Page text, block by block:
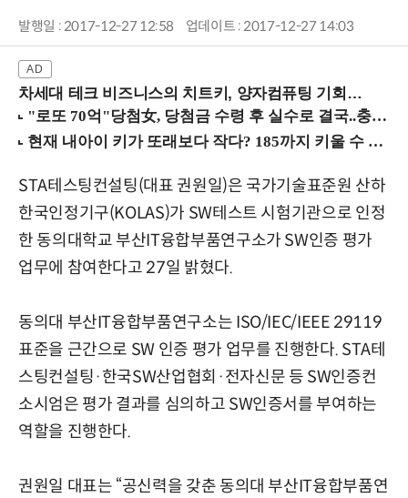
발행일 : 2017-12-27 12:58 업데이트 : 2017-12-27 14:03
차세대 테크 비즈니스의 치트키, 양자컴퓨팅 기회를 선점하라! (8/28 강남역)
STA테스팅컨설팅(대표 권원일)은 국가기술표준원 산하
한국인정기구(KOLAS)가 SW테스트 시험기관으로 인정
한 동의대학교 부산IT융합부품연구소가 SW인증 평가
업무에 참여한다고 27일 밝혔다.
동의대 부산IT융합부품연구소는 ISO/IEC/IEEE 29119
표준을 근간으로 SW 인증 평가 업무를 진행한다. STA테
스팅컨설팅·한국SW산업협회·전자신문 등 SW인증컨
소시엄은 평가 결과를 심의하고 SW인증서를 부여하는
역할을 진행한다.
권원일 대표는 “공신력을 갖춘 동의대 부산IT융합부품연